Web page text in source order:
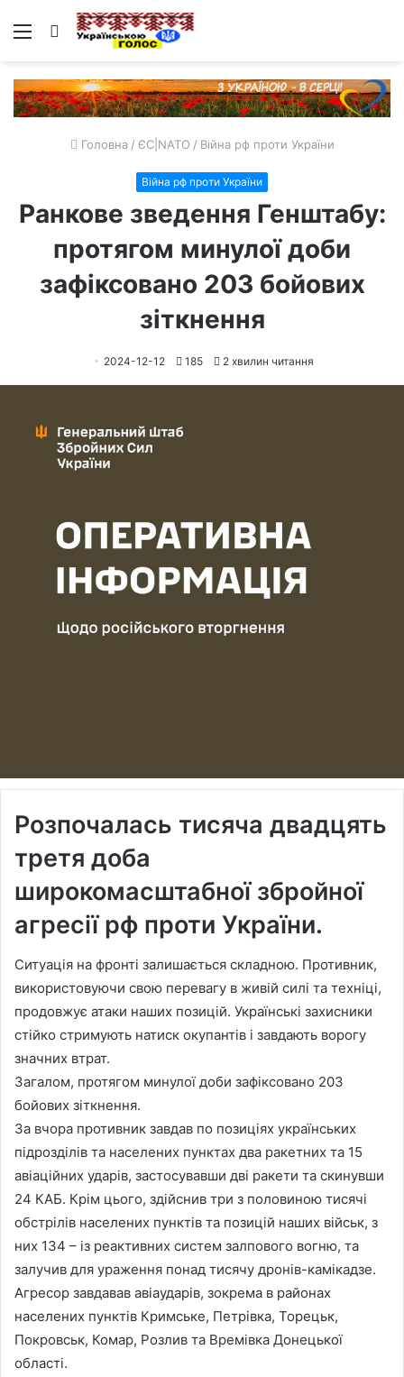
Меню Пошук
Головна / ЄС|NATO / Війна рф проти України
Війна рф проти України
Ранкове зведення Генштабу:
протягом минулої доби
зафіксовано 203 бойових
зіткнення
2024-12-12 185 2 хвилин читання
Розпочалась тисяча двадцять
третя доба
широкомасштабної збройної
агресії рф проти України.
Ситуація на фронті залишається складною. Противник,
використовуючи свою перевагу в живій силі та техніці,
продовжує атаки наших позицій. Українські захисники
стійко стримують натиск окупантів і завдають ворогу
значних втрат.
Загалом, протягом минулої доби зафіксовано 203
бойових зіткнення.
За вчора противник завдав по позиціях українських
підрозділів та населених пунктах два ракетних та 15
авіаційних ударів, застосувавши дві ракети та скинувши
24 КАБ. Крім цього, здійснив три з половиною тисячі
обстрілів населених пунктів та позицій наших військ, з
них 134 – із реактивних систем залпового вогню, та
залучив для ураження понад тисячу дронів-камікадзе.
Агресор завдавав авіаударів, зокрема в районах
населених пунктів Кримське, Петрівка, Торецьк,
Покровськ, Комар, Розлив та Времівка Донецької
області.